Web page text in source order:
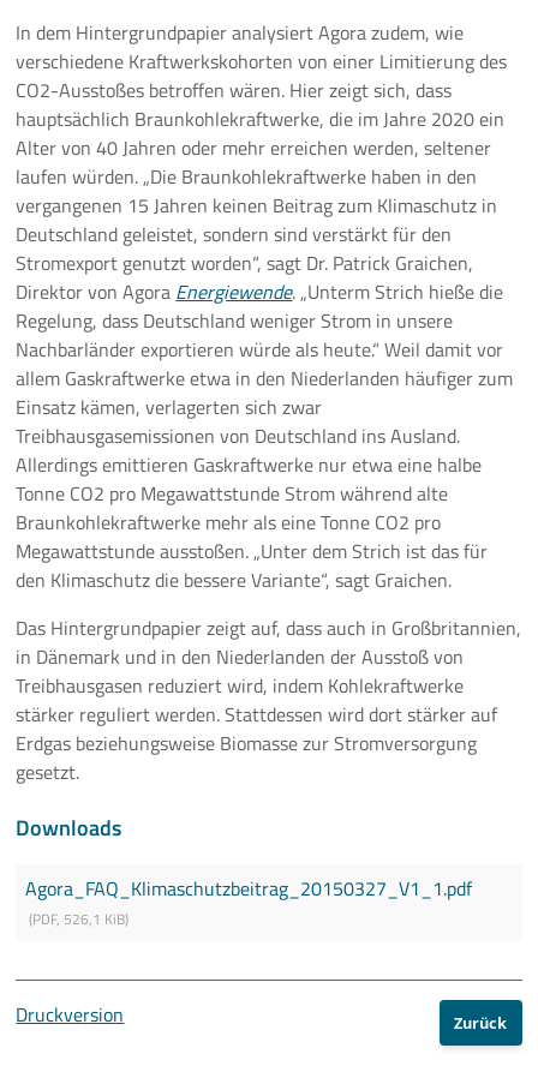
Akkreditierung
Mehr
In dem Hintergrundpapier analysiert Agora zudem, wie
verschiedene Kraftwerkskohorten von einer Limitierung des
CO2-Ausstoßes betroffen wären. Hier zeigt sich, dass
hauptsächlich Braunkohlekraftwerke, die im Jahre 2020 ein
Alter von 40 Jahren oder mehr erreichen werden, seltener
laufen würden. „Die Braunkohlekraftwerke haben in den
vergangenen 15 Jahren keinen Beitrag zum Klimaschutz in
Deutschland geleistet, sondern sind verstärkt für den
Stromexport genutzt worden“, sagt Dr. Patrick Graichen,
Direktor von Agora Energiewende. „Unterm Strich hieße die
Regelung, dass Deutschland weniger Strom in unsere
Nachbarländer exportieren würde als heute.“ Weil damit vor
allem Gaskraftwerke etwa in den Niederlanden häufiger zum
Einsatz kämen, verlagerten sich zwar
Treibhausgasemissionen von Deutschland ins Ausland.
Allerdings emittieren Gaskraftwerke nur etwa eine halbe
Tonne CO2 pro Megawattstunde Strom während alte
Braunkohlekraftwerke mehr als eine Tonne CO2 pro
Megawattstunde ausstoßen. „Unter dem Strich ist das für
den Klimaschutz die bessere Variante“, sagt Graichen.
Das Hintergrundpapier zeigt auf, dass auch in Großbritannien,
in Dänemark und in den Niederlanden der Ausstoß von
Treibhausgasen reduziert wird, indem Kohlekraftwerke
stärker reguliert werden. Stattdessen wird dort stärker auf
Erdgas beziehungsweise Biomasse zur Stromversorgung
gesetzt.
Downloads
Agora_FAQ_Klimaschutzbeitrag_20150327_V1_1.pdf
(PDF, 526,1 KiB)
Druckversion Zurück